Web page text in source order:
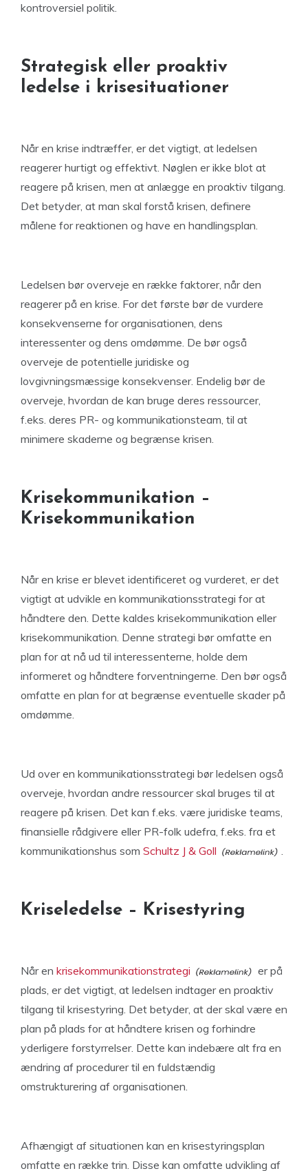
kontroversiel politik.
Strategisk eller proaktiv
ledelse i krisesituationer
Når en krise indtræffer, er det vigtigt, at ledelsen
reagerer hurtigt og effektivt. Nøglen er ikke blot at
reagere på krisen, men at anlægge en proaktiv tilgang.
Det betyder, at man skal forstå krisen, definere
målene for reaktionen og have en handlingsplan.
Ledelsen bør overveje en række faktorer, når den
reagerer på en krise. For det første bør de vurdere
konsekvenserne for organisationen, dens
interessenter og dens omdømme. De bør også
overveje de potentielle juridiske og
lovgivningsmæssige konsekvenser. Endelig bør de
overveje, hvordan de kan bruge deres ressourcer,
f.eks. deres PR- og kommunikationsteam, til at
minimere skaderne og begrænse krisen.
Krisekommunikation –
Krisekommunikation
Når en krise er blevet identificeret og vurderet, er det
vigtigt at udvikle en kommunikationsstrategi for at
håndtere den. Dette kaldes krisekommunikation eller
krisekommunikation. Denne strategi bør omfatte en
plan for at nå ud til interessenterne, holde dem
informeret og håndtere forventningerne. Den bør også
omfatte en plan for at begrænse eventuelle skader på
omdømme.
Ud over en kommunikationsstrategi bør ledelsen også
overveje, hvordan andre ressourcer skal bruges til at
reagere på krisen. Det kan f.eks. være juridiske teams,
finansielle rådgivere eller PR-folk udefra, f.eks. fra et
kommunikationshus som Schultz J & Goll .
Kriseledelse – Krisestyring
Når en krisekommunikationstrategi
er på
plads, er det vigtigt, at ledelsen indtager en proaktiv
tilgang til krisestyring. Det betyder, at der skal være en
plan på plads for at håndtere krisen og forhindre
yderligere forstyrrelser. Dette kan indebære alt fra en
ændring af procedurer til en fuldstændig
omstrukturering af organisationen.
Afhængigt af situationen kan en krisestyringsplan
omfatte en række trin. Disse kan omfatte udvikling af